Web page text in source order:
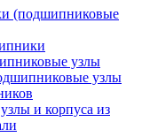
(подшипниковые
узлы
узлы
и корпуса из